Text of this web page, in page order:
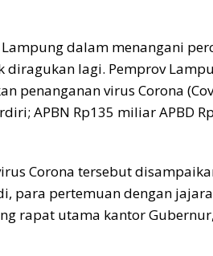
dalam menangani
diragukan lagi. Pemprov
penanganan virus Corona
APBN Rp135 miliar APBD
Corona tersebut
para pertemuan dengan
rapat utama kantor